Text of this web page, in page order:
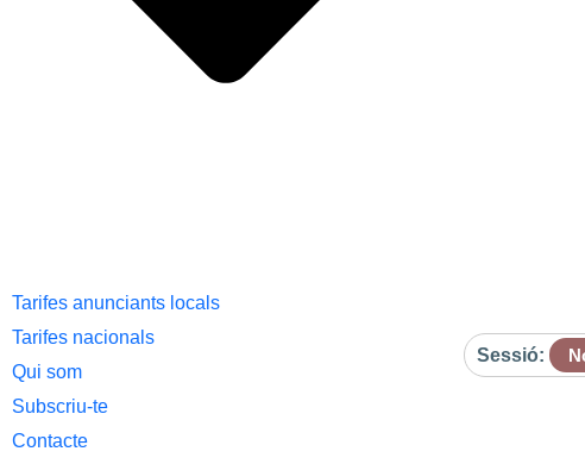
Tarifes anunciants locals
Tarifes nacionals
Qui som
Subscriu-te
Contacte
Sessió: